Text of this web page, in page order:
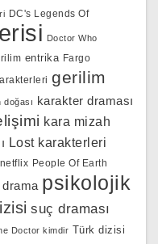
DC's Legends Of
Doctor Who
entrika Fargo
gerilim
doğası karakter draması
kara mizah
Lost karakterleri
netflix People Of Earth
psikolojik
suç draması
Doctor kimdir Türk dizisi